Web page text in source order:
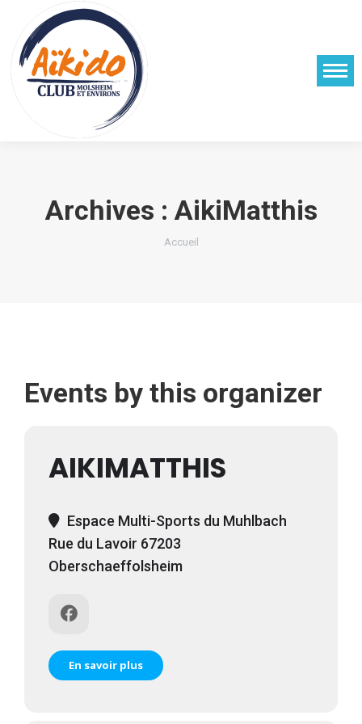
Archives : AikiMatthis
Vous êtes ici :
Accueil
Events by this organizer
AIKIMATTHIS
Espace Multi-Sports du Muhlbach
Rue du Lavoir 67203
Oberschaeffolsheim
En savoir plus